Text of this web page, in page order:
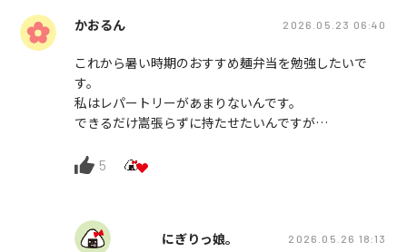
かおるん 2026.05.23 06:40
これから暑い時期のおすすめ麺弁当を勉強したいで
す。
私はレパートリーがあまりないんです。
できるだけ嵩張らずに持たせたいんですが…
5
にぎりっ娘。 2026.05.26 18:13